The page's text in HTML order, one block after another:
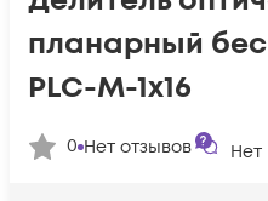
планарный
PLC-M-1x16
0 Нет отзывов Нет